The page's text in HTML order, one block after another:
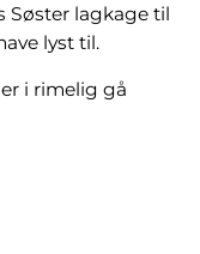
Søster lagkage til
lyst til.
i rimelig gå